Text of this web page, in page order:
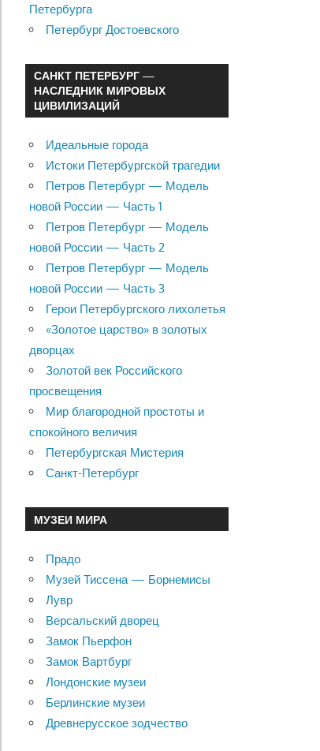
Петербурга
Петербург Достоевского
САНКТ ПЕТЕРБУРГ —
НАСЛЕДНИК МИРОВЫХ
ЦИВИЛИЗАЦИЙ
Идеальные города
Истоки Петербургской трагедии
Петров Петербург — Модель
новой России — Часть 1
Петров Петербург — Модель
новой России — Часть 2
Петров Петербург — Модель
новой России — Часть 3
Герои Петербургского лихолетья
«Золотое царство» в золотых
дворцах
Золотой век Российского
просвещения
Мир благородной простоты и
спокойного величия
Петербургская Мистерия
Санкт-Петербург
МУЗЕИ МИРА
Прадо
Музей Тиссена — Борнемисы
Лувр
Версальский дворец
Замок Пьерфон
Замок Вартбург
Лондонские музеи
Берлинские музеи
Древнерусское зодчество